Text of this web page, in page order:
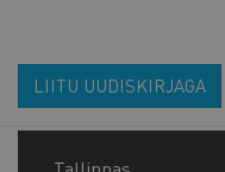
LIITU UUDISKIRJAGA